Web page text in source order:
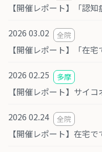
2026 03.02 全院
2026 02.25 多摩
2026 02.24 全院